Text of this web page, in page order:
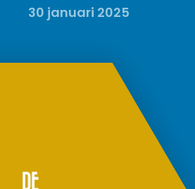
30 januari 2025